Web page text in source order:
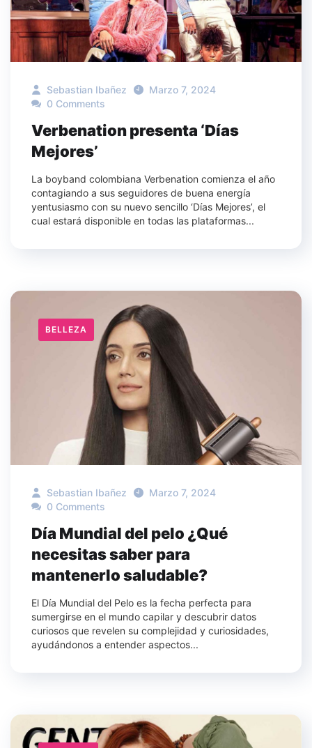
Sebastian Ibañez
Marzo 7, 2024
0 Comments
Verbenation presenta ‘Días
Mejores’
La boyband colombiana Verbenation comienza el año
contagiando a sus seguidores de buena energía
yentusiasmo con su nuevo sencillo ‘Días Mejores’, el
cual estará disponible en todas las plataformas...
BELLEZA
Sebastian Ibañez
Marzo 7, 2024
0 Comments
Día Mundial del pelo ¿Qué
necesitas saber para
mantenerlo saludable?
El Día Mundial del Pelo es la fecha perfecta para
sumergirse en el mundo capilar y descubrir datos
curiosos que revelen su complejidad y curiosidades,
ayudándonos a entender aspectos...